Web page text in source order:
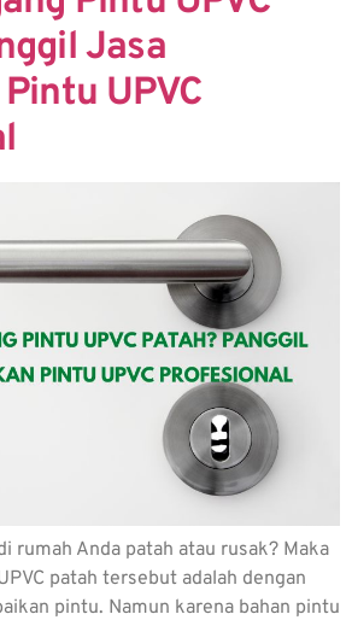
Jasa
UPVC
rumah Anda patah atau rusak? Maka
patah tersebut adalah dengan
pintu. Namun karena bahan pintu